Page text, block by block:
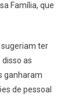
Família, que
sugeriam ter
as
ganharam
de pessoal